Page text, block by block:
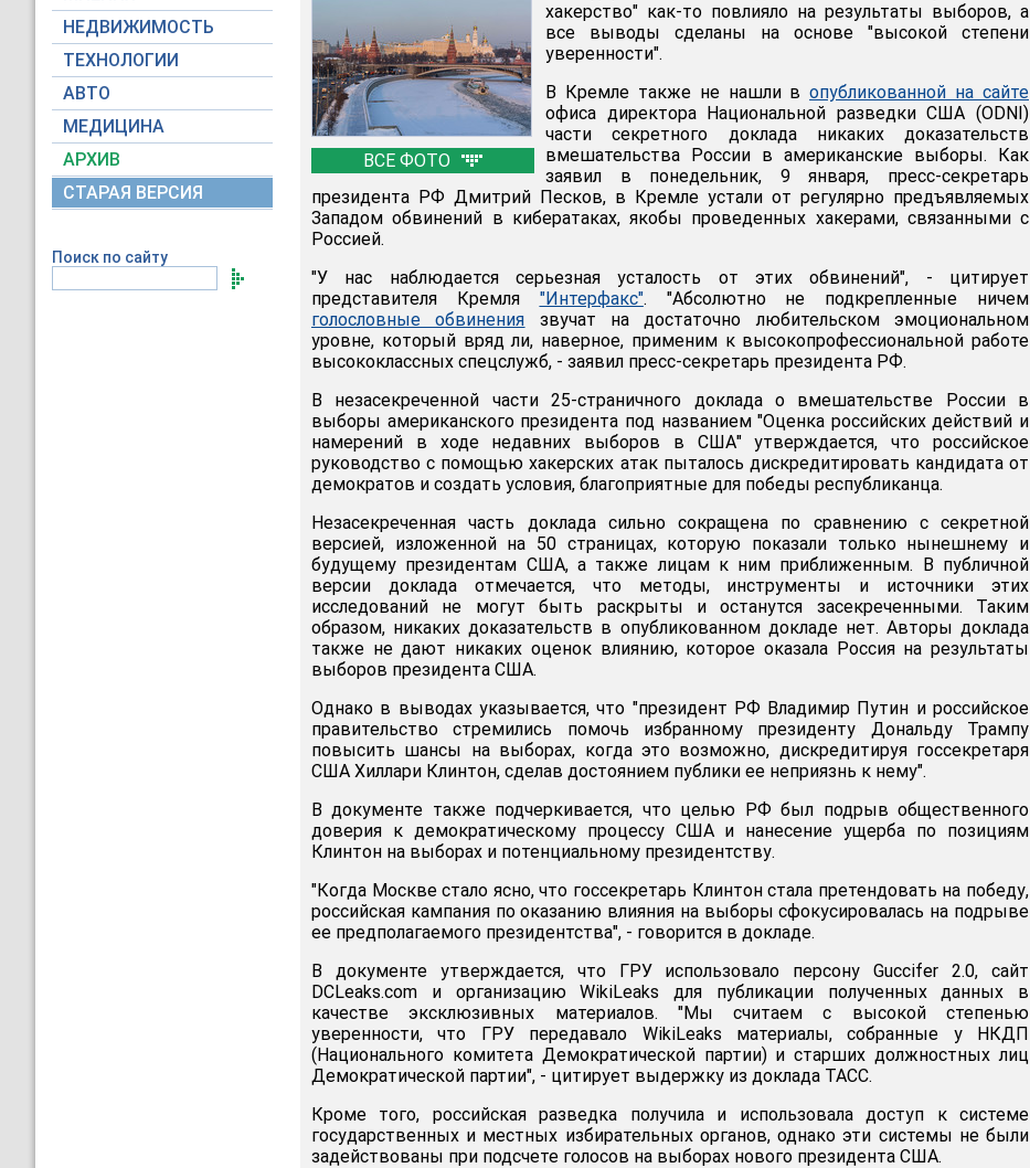
НЕДВИЖИМОСТЬ
ТЕХНОЛОГИИ
АВТО
МЕДИЦИНА
АРХИВ
СТАРАЯ ВЕРСИЯ
Поиск по сайту
ВСЕ ФОТО
хакерство" как-то повлияло на результаты выборов, а
все выводы сделаны на основе "высокой степени
уверенности".
В Кремле также не нашли вопубликованной на сайте
офиса директора Национальной разведки США (ODNI)
части секретного доклада никаких доказательств
вмешательства России в американские выборы. Как
заявил в понедельник, 9 января, пресс-секретарь
президента РФ Дмитрий Песков, в Кремле устали от регулярно предъявляемых
Западом обвинений в кибератаках, якобы проведенных хакерами, связанными с
Россией.
"У нас наблюдается серьезная усталость от этих обвинений", - цитирует
представителя Кремля "Интерфакс". "Абсолютно не подкрепленные ничем
голословные обвинения звучат на достаточно любительском эмоциональном
уровне, который вряд ли, наверное, применим к высокопрофессиональной работе
высококлассных спецслужб, - заявил пресс-секретарь президента РФ.
В незасекреченной части 25-страничного доклада о вмешательстве России в
выборы американского президента под названием "Оценка российских действий и
намерений в ходе недавних выборов в США" утверждается, что российское
руководство с помощью хакерских атак пыталось дискредитировать кандидата от
демократов и создать условия, благоприятные для победы республиканца.
Незасекреченная часть доклада сильно сокращена по сравнению с секретной
версией, изложенной на 50 страницах, которую показали только нынешнему и
будущему президентам США, а также лицам к ним приближенным. В публичной
версии доклада отмечается, что методы, инструменты и источники этих
исследований не могут быть раскрыты и останутся засекреченными. Таким
образом, никаких доказательств в опубликованном докладе нет. Авторы доклада
также не дают никаких оценок влиянию, которое оказала Россия на результаты
выборов президента США.
Однако в выводах указывается, что "президент РФ Владимир Путин и российское
правительство стремились помочь избранному президенту Дональду Трампу
повысить шансы на выборах, когда это возможно, дискредитируя госсекретаря
США Хиллари Клинтон, сделав достоянием публики ее неприязнь к нему".
В документе также подчеркивается, что целью РФ был подрыв общественного
доверия к демократическому процессу США и нанесение ущерба по позициям
Клинтон на выборах и потенциальному президентству.
"Когда Москве стало ясно, что госсекретарь Клинтон стала претендовать на победу,
российская кампания по оказанию влияния на выборы сфокусировалась на подрыве
ее предполагаемого президентства", - говорится в докладе.
В документе утверждается, что ГРУ использовало персону Guccifer 2.0, сайт
DCLeaks.com и организацию WikiLeaks для публикации полученных данных в
качестве эксклюзивных материалов. "Мы считаем с высокой степенью
уверенности, что ГРУ передавало WikiLeaks материалы, собранные у НКДП
(Национального комитета Демократической партии) и старших должностных лиц
Демократической партии", - цитирует выдержку из доклада ТАСС.
Кроме того, российская разведка получила и использовала доступ к системе
государственных и местных избирательных органов, однако эти системы не были
задействованы при подсчете голосов на выборах нового президента США.